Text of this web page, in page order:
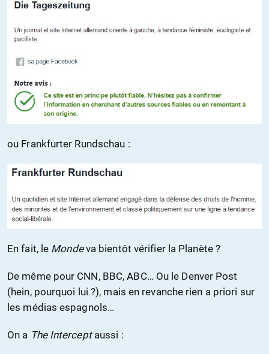
ou Frankfurter Rundschau :
En fait, le Mondeva bientôt vérifier la Planète ?
De même pour CNN, BBC, ABC… Ou le Denver Post
(hein, pourquoi lui ?), mais en revanche rien a priori sur
les médias espagnols…
On a The Interceptaussi :